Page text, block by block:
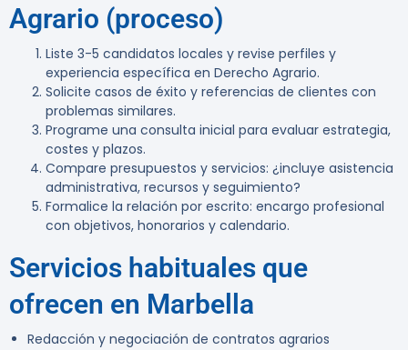
Agrario (proceso)
Liste 3-5 candidatos locales y revise perfiles y
experiencia específica en Derecho Agrario.
Solicite casos de éxito y referencias de clientes con
problemas similares.
Programe una consulta inicial para evaluar estrategia,
costes y plazos.
Compare presupuestos y servicios: ¿incluye asistencia
administrativa, recursos y seguimiento?
Formalice la relación por escrito: encargo profesional
con objetivos, honorarios y calendario.
Servicios habituales que
ofrecen en Marbella
Redacción y negociación de contratos agrarios